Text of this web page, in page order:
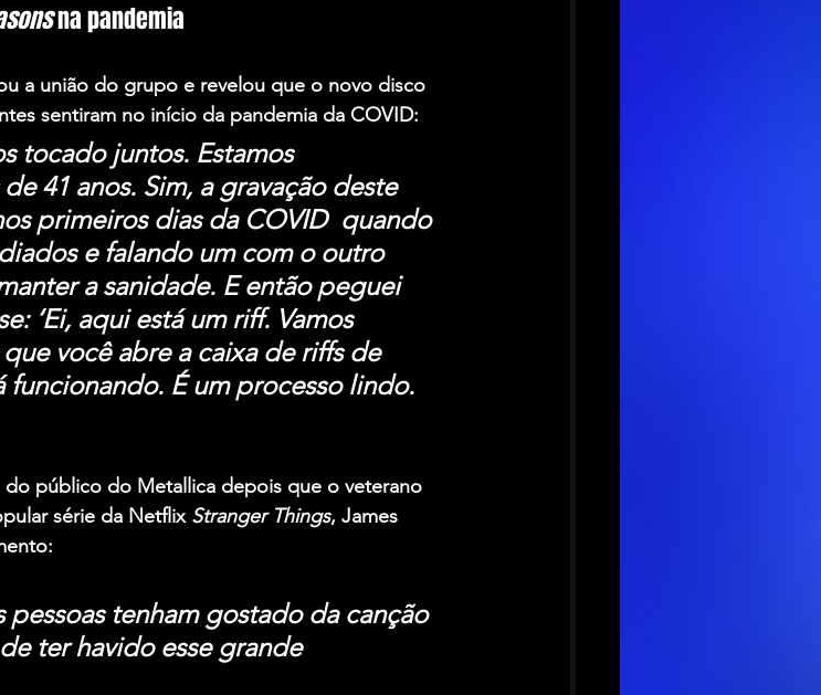
na pandemia
a união do grupo e revelou que o novo disco
sentiram no início da pandemia da COVID:
tocado juntos. Estamos
41 anos. Sim, a gravação deste
primeiros dias da COVID  quando
e falando um com o outro
a sanidade. E então peguei
‘Ei, aqui está um riff. Vamos
que você abre a caixa de riffs de
funcionando. É um processo lindo.
público do Metallica depois que o veterano
série da Netflix Stranger Things, James
pessoas tenham gostado da canção
ter havido esse grande